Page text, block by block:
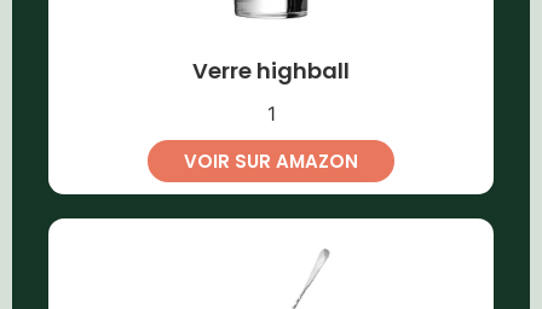
Verre highball
1
VOIR SUR AMAZON